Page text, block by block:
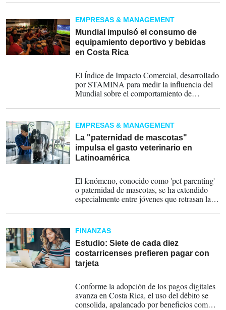
laboratorios mundiales para la innovación
financiera.
EMPRESAS & MANAGEMENT
Mundial impulsó el consumo de
equipamiento deportivo y bebidas
en Costa Rica
El Índice de Impacto Comercial, desarrollado
por STAMINA para medir la influencia del
Mundial sobre el comportamiento de
la etapa previa y la inauguración, pero
aumentó conforme creció la intensidad
competitiva.
EMPRESAS & MANAGEMENT
La "paternidad de mascotas"
impulsa el gasto veterinario en
Latinoamérica
El fenómeno, conocido como 'pet parenting'
o paternidad de mascotas, se ha extendido
especialmente entre jóvenes que retrasan la
recursos al cuidado de sus animales de
compañía.
FINANZAS
Estudio: Siete de cada diez
costarricenses prefieren pagar con
tarjeta
Conforme la adopción de los pagos digitales
avanza en Costa Rica, el uso del débito se
consolida, apalancado por beneficios como